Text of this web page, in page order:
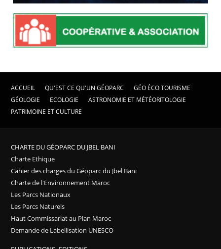
ACCUEIL QU'EST CE QU'UN GÉOPARC
GÉO ÉCO TOURISME
GÉOLOGIE
ECOLOGIE
ASTRONOMIE ET MÉTÉORITOLOGIE
PATRIMOINE ET CULTURE
CHARTE DU GÉOPARC DU JBEL BANI
Charte Ethique
Cahier des charges du Géoparc du Jbel Bani
Charte de l'Environnement Maroc
Les Parcs Nationaux
Les Parcs Naturels
Haut Commissariat au Plan Maroc
Demande de Labellisation UNESCO